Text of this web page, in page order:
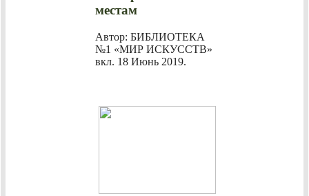
местам
Автор: БИБЛИОТЕКА
№1 «МИР ИСКУССТВ»
вкл. 18 Июнь 2019.